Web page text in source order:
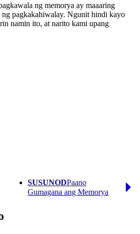
ng memorya ay maaaring
pagkakahiwalay. Ngunit hindi kayo
namin ito, at narito kami upang
Next
Page
SUSUNODPaano
Gumagana ang Memorya